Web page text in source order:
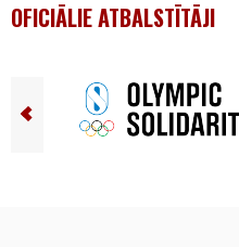
OFICIĀLIE ATBALSTĪTĀJI